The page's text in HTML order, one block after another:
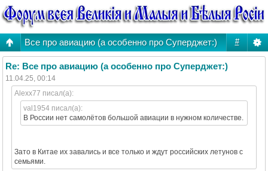
#
Все про авиацию (а особенно про Суперджет:)
Re: Все про авиацию (а особенно про Суперджет:)
11.04.25, 00:14
Alexx77 писал(а):
val1954 писал(а):
В России нет самолётов большой авиации в нужном количестве.
Зато в Китае их завались и все только и ждут российских летунов с
семьями.